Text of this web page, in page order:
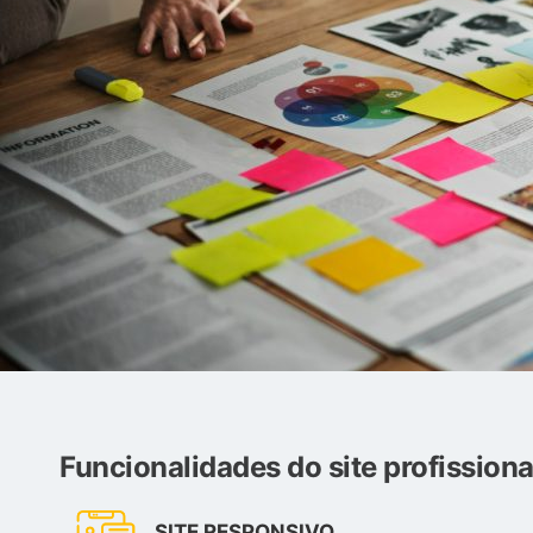
Funcionalidades do site